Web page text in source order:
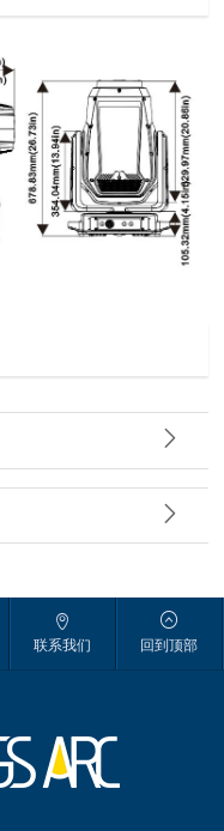



联系我们

回到顶部